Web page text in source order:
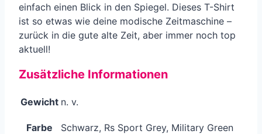
einfach einen Blick in den Spiegel. Dieses T-Shirt
ist so etwas wie deine modische Zeitmaschine –
zurück in die gute alte Zeit, aber immer noch top
aktuell!
Zusätzliche Informationen
Gewicht n. v.
Farbe Schwarz, Rs Sport Grey, Military Green